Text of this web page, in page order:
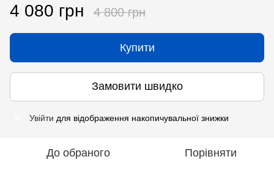
4 080 грн 4 800 грн
Купити
Замовити швидко
Увійти для відображення накопичувальної знижки
До обраного Порівняти